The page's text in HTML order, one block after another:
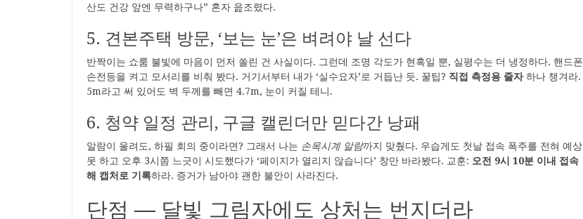
산도 건강 앞엔 무력하구나” 혼자 읊조렸다.
5. 견본주택 방문, ‘보는 눈’은 벼려야 날 선다
반짝이는 쇼룸 불빛에 마음이 먼저 쏠린 건 사실이다. 그런데 조명 각도가 현혹일 뿐, 실평수는 더 냉정하다. 핸드폰
손전등을 켜고 모서리를 비춰 봤다. 거기서부터 내가 ‘실수요자’로 거듭난 듯. 꿀팁? 직접 측정용 줄자하나 챙겨라.
5m라고 써 있어도 벽 두께를 빼면 4.7m, 눈이 커질 테니.
6. 청약 일정 관리, 구글 캘린더만 믿다간 낭패
알람이 울려도, 하필 회의 중이라면? 그래서 나는 손목시계 알람까지 맞췄다. 우습게도 첫날 접속 폭주를 전혀 예상
못 하고 오후 3시쯤 느긋이 시도했다가 ‘페이지가 열리지 않습니다’ 창만 바라봤다. 교훈: 오전 9시 10분 이내 접속
해 캡처로 기록하라. 증거가 남아야 괜한 불안이 사라진다.
단점 ― 달빛 그림자에도 상처는 번지더라